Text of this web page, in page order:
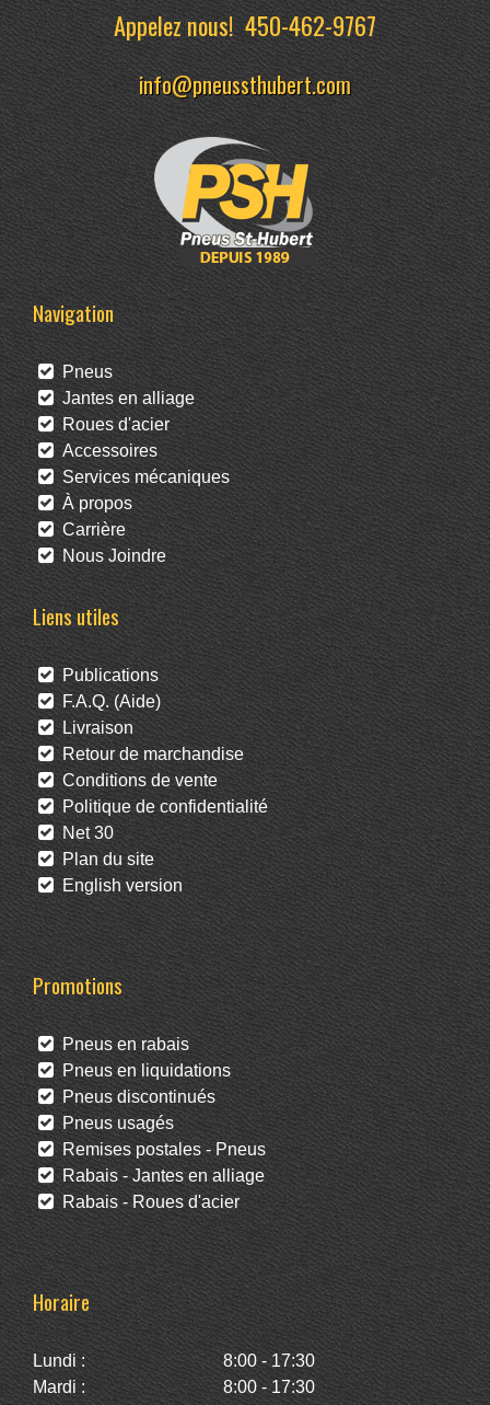
Appelez nous!450-462-9767
info@pneussthubert.com
Navigation
Pneus
Jantes en alliage
Roues d'acier
Accessoires
Services mécaniques
À propos
Carrière
Nous Joindre
Liens utiles
Publications
F.A.Q. (Aide)
Livraison
Retour de marchandise
Conditions de vente
Politique de confidentialité
Net 30
Plan du site
English version
Promotions
Pneus en rabais
Pneus en liquidations
Pneus discontinués
Pneus usagés
Remises postales - Pneus
Rabais - Jantes en alliage
Rabais - Roues d'acier
Horaire
Lundi :
8:00 - 17:30
Mardi :
8:00 - 17:30